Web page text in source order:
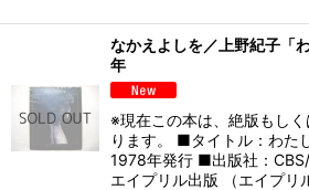
なかえよしを／上野紀子「
年
※現在この本は、絶版もし
ります。 ■タイトル：わた
1978年発行 ■出版社：
エイプリル出版 （エイプリ